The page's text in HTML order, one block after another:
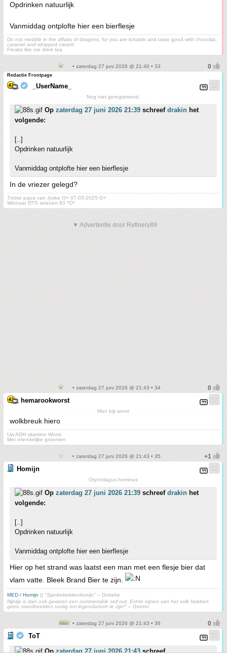
Opdrinken natuurlijk
Vanmiddag ontplofte hier een bierflesje
Do not meddle in the affairs of dragons, for you are lickable and taste good with chocolat,
caramel and whipped cream!
Freaks like me drink tea
• zaterdag 27 juni 2026 @ 21:40 • 33
Redactie Frontpage
_UserName_
Nog niet geregistreerd.
Op zaterdag 27 juni 2026 21:39 schreef drakin het
volgende:
[..]
Opdrinken natuurlijk
Vanmiddag ontplofte hier een bierflesje
In de vriezer gelegd?
Trotse papa van Jyske O+ 07-03-2025 O+
Winnaar DTS seizoen 93 *O*
▼ Advertentie door Refinery89
• zaterdag 27 juni 2026 @ 21:43 • 34
hemarookworst
Man bijt worst
wolkbreuk hiero
Uw ADH vitamine Worst
Met vriendelijke groenten
• zaterdag 27 juni 2026 @ 21:43 • 35
Homijn
Oryctolagus hominus
Op zaterdag 27 juni 2026 21:39 schreef drakin het
volgende:
[..]
Opdrinken natuurlijk
Vanmiddag ontplofte hier een bierflesje
Hier op het strand was laatst een man met een flesje bier dat
vlam vatte. Bleek Brand Bier te zijn.
MED / Homijn || "Sjankebekkenkonijn" – Dotteke
Nijntje is dan ook gewoon een commerciële sell out. Echte nijnen van het volk hebben
geen standbeelden nodig om legendarisch te zijn!" – Grrrrrrrr
• zaterdag 27 juni 2026 @ 21:43 • 36
ToT
Opzaterdag 27 juni 2026 21:43schreef